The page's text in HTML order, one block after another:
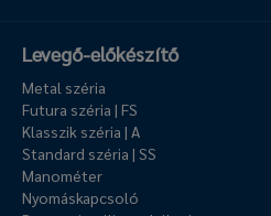
Levegő-előkészítő
Metal széria
Futura széria | FS
Klasszik széria | A
Standard széria | SS
Manométer
Nyomáskapcsoló